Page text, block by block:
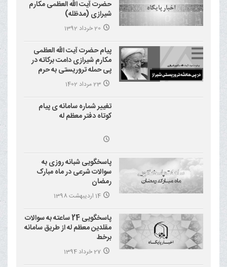
حضرت آیت الله العظمی مکارم
شیرازی (مدظله)
20 خرداد 1392
پیام حضرت آیت الله العظمی
مکارم شیرازی دامت برکاته در
پی حمله تروریستی به حرم
احمد بن موسی علیه السلام
(شاهچراغ)
23 مرداد 1402
تغییر شماره سامانه ی پیام
کوتاه دفتر معظم له
پاسخگویی شبانه روزی به
سوالات شرعی در ماه مبارک
رمضان
14 اردیبهشت 1398
پاسخگویی 24 ساعته به سوالات
مقلدین معظم له از طریق سامانه
برخط
27 خرداد 1394